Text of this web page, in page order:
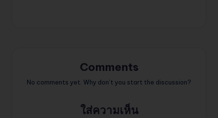
Comments
No comments yet. Why don’t you start the discussion?
ใส่ความเห็น